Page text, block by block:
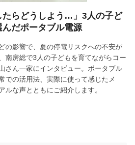
たらどうしよう…」3人の子ど
だポータブル電源
の影響で、夏の停電リスクへの不安が
南房総で3人の子どもを育てながらコー
さん一家にインタビュー。ポータブル
での活用法、実際に使って感じたメ
ルな声とともにご紹介します。